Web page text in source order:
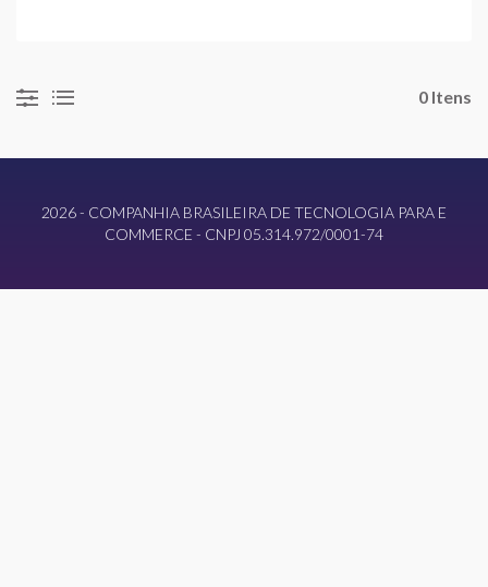
0 Itens
2026 - COMPANHIA BRASILEIRA DE TECNOLOGIA PARA E
COMMERCE - CNPJ 05.314.972/0001-74